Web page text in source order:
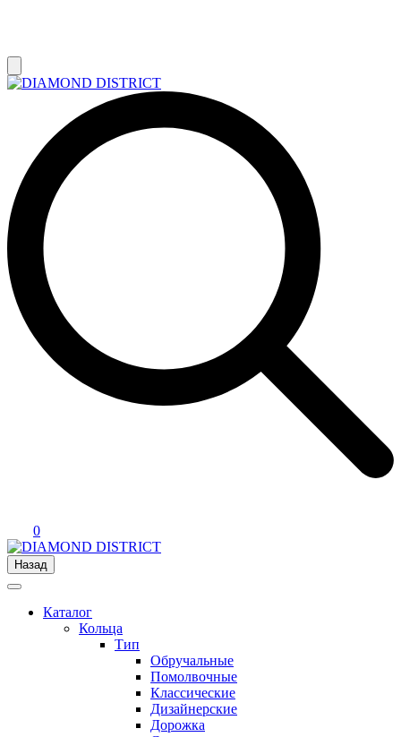
0
Назад
Каталог
Кольца
Тип
Обручальные
Помолвочные
Классические
Дизайнерские
Дорожка